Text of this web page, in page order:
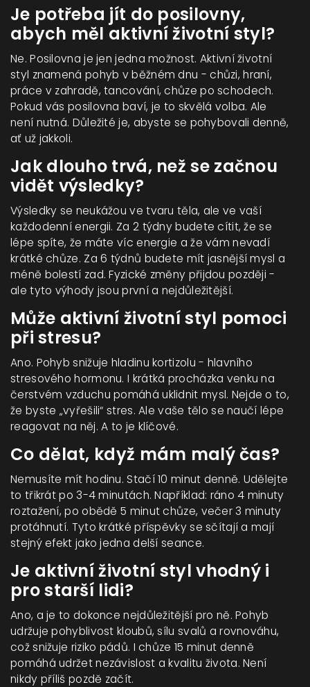
Je potřeba jít do posilovny,
abych měl aktivní životní styl?
Ne. Posilovna je jen jedna možnost. Aktivní životní
styl znamená pohyb v běžném dnu - chůzi, hraní,
práce v zahradě, tancování, chůze po schodech.
Pokud vás posilovna baví, je to skvělá volba. Ale
není nutná. Důležité je, abyste se pohybovali denně,
ať už jakkoli.
Jak dlouho trvá, než se začnou
vidět výsledky?
Výsledky se neukážou ve tvaru těla, ale ve vaší
každodenní energii. Za 2 týdny budete cítit, že se
lépe spíte, že máte víc energie a že vám nevadí
krátké chůze. Za 6 týdnů budete mít jasnější mysl a
méně bolestí zad. Fyzické změny přijdou později -
ale tyto výhody jsou první a nejdůležitější.
Může aktivní životní styl pomoci
při stresu?
Ano. Pohyb snižuje hladinu kortizolu - hlavního
stresového hormonu. I krátká procházka venku na
čerstvém vzduchu pomáhá uklidnit mysl. Nejde o to,
že byste „vyřešili“ stres. Ale vaše tělo se naučí lépe
reagovat na něj. A to je klíčové.
Co dělat, když mám malý čas?
Nemusíte mít hodinu. Stačí 10 minut denně. Udělejte
to třikrát po 3-4 minutách. Například: ráno 4 minuty
roztažení, po obědě 5 minut chůze, večer 3 minuty
protáhnutí. Tyto krátké příspěvky se sčítají a mají
stejný efekt jako jedna delší seance.
Je aktivní životní styl vhodný i
pro starší lidi?
Ano, a je to dokonce nejdůležitější pro ně. Pohyb
udržuje pohyblivost kloubů, sílu svalů a rovnováhu,
což snižuje riziko pádů. I chůze 15 minut denně
pomáhá udržet nezávislost a kvalitu života. Není
nikdy příliš pozdě začít.